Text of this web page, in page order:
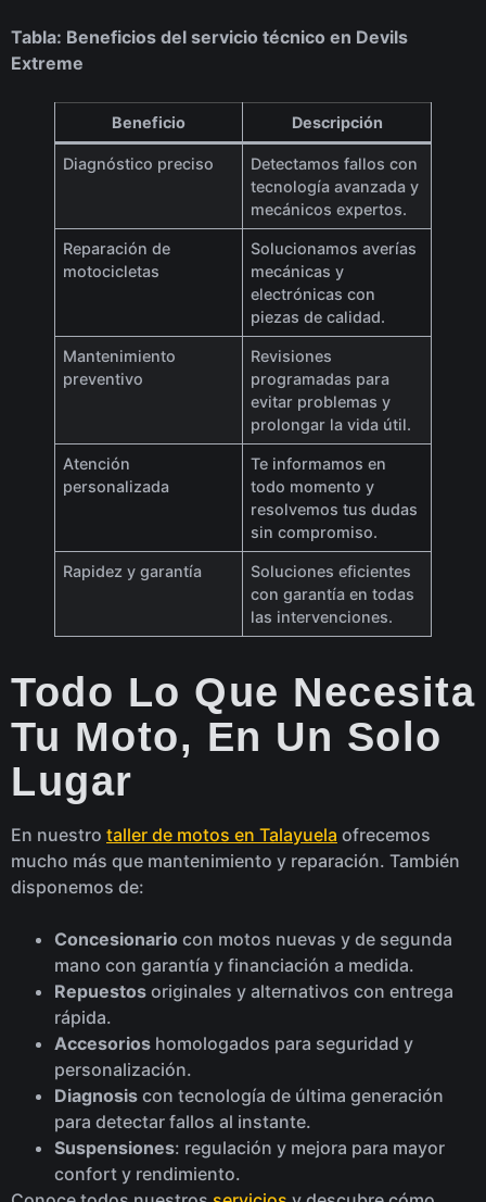
Tabla: Beneficios del servicio técnico en Devils
Extreme
Beneficio Descripción
Diagnóstico preciso
Detectamos fallos con
tecnología avanzada y
mecánicos expertos.
Reparación de
motocicletas
Solucionamos averías
mecánicas y
electrónicas con
piezas de calidad.
Mantenimiento
preventivo
Revisiones
programadas para
evitar problemas y
prolongar la vida útil.
Atención
personalizada
Te informamos en
todo momento y
resolvemos tus dudas
sin compromiso.
Rapidez y garantía
Soluciones eficientes
con garantía en todas
las intervenciones.
Todo Lo Que Necesita
Tu Moto, En Un Solo
Lugar
En nuestro taller de motos en Talayuela ofrecemos
mucho más que mantenimiento y reparación. También
disponemos de:
Concesionario con motos nuevas y de segunda
mano con garantía y financiación a medida.
Repuestos originales y alternativos con entrega
rápida.
Accesorios homologados para seguridad y
personalización.
Diagnosis con tecnología de última generación
para detectar fallos al instante.
Suspensiones: regulación y mejora para mayor
confort y rendimiento.